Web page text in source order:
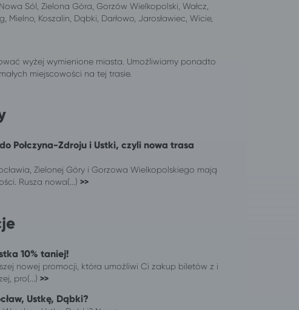
Sól, Zielona Góra, Gorzów Wielkopolski, Wałcz,
Mielno, Koszalin, Dąbki, Darłowo, Jarosławiec, Wicie,
wyżej wymienione miasta. Umożliwiamy ponadto
miejscowości na tej trasie.
Połczyna-Zdroju i Ustki, czyli nowa trasa
Zielonej Góry i Gorzowa Wielkopolskiego mają
Rusza nowa(...) >>
10% taniej!
nowej promocji, która umożliwi Ci zakup biletów z i
pro(...) >>
Ustkę, Dąbki?